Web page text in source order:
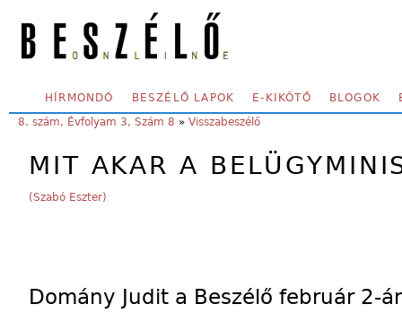
SECONDARY MENU
HÍRMONDÓ BESZÉLŐ LAPOK E-KIKÖTŐ BLOGOK
YOU ARE HERE:
8. szám, Évfolyam 3, Szám 8 » Visszabeszélő
MIT AKAR A
(Szabó Eszter)
Domány Judit a Beszélő február 2-